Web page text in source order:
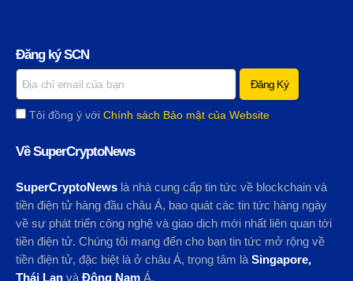
Đăng ký SCN
Tôi đồng ý với Chính sách Bảo mật của Website
Về SuperCryptoNews
SuperCryptoNews là nhà cung cấp tin tức về blockchain và
tiền điện tử hàng đầu châu Á, bao quát các tin tức hàng ngày
về sự phát triển công nghệ và giao dịch mới nhất liên quan tới
tiền điện tử. Chúng tôi mang đến cho bạn tin tức mở rộng về
tiền điện tử, đặc biệt là ở châu Á, trọng tâm làSingapore,
Thái Lan và Đông Nam Á.